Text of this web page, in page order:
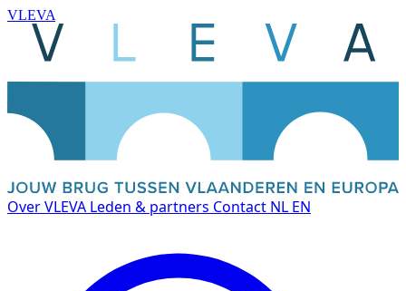
VLEVA
Over VLEVA Leden & partners Contact NL EN